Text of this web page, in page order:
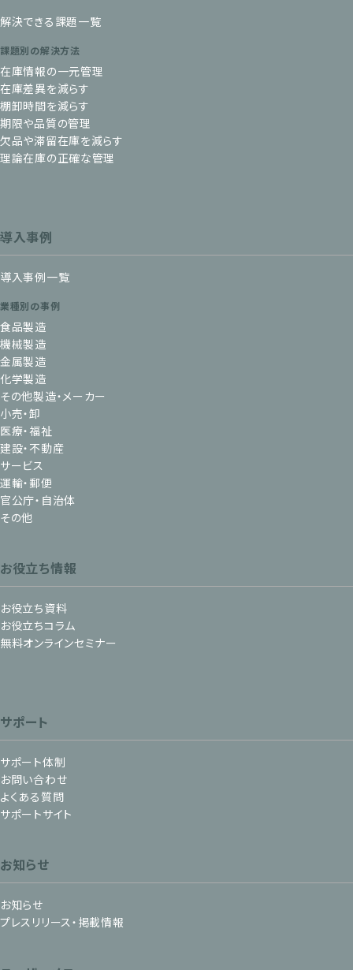
解決できる課題一覧
課題別の解決方法
在庫情報の一元管理
在庫差異を減らす
棚卸時間を減らす
期限や品質の管理
欠品や滞留在庫を減らす
理論在庫の正確な管理
導入事例
導入事例一覧
業種別の事例
食品製造
機械製造
金属製造
化学製造
その他製造・メーカー
小売・卸
医療・福祉
建設・不動産
サービス
運輸・郵便
官公庁・自治体
その他
お役立ち情報
お役立ち資料
お役立ちコラム
無料オンラインセミナー
サポート
サポート体制
お問い合わせ
よくある質問
サポートサイト
お知らせ
お知らせ
プレスリリース・掲載情報